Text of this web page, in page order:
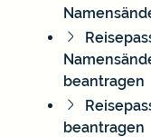
beantragen
beantragen